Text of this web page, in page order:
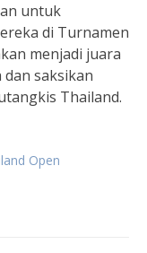
untuk
di Turnamen
menjadi juara
saksikan
Thailand.
Open